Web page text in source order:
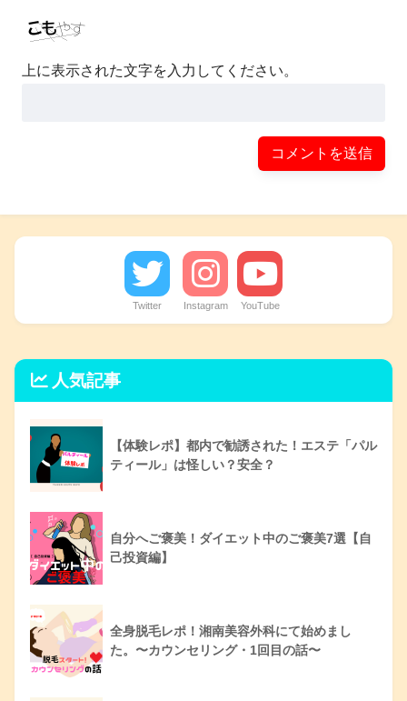
上に表示された文字を入力してください。
Twitter Instagram YouTube
人気記事
【体験レポ】都内で勧誘された！エステ「パル
ティール」は怪しい？安全？
自分へご褒美！ダイエット中のご褒美7選【自
己投資編】
全身脱毛レポ！湘南美容外科にて始めまし
た。〜カウンセリング・1回目の話〜